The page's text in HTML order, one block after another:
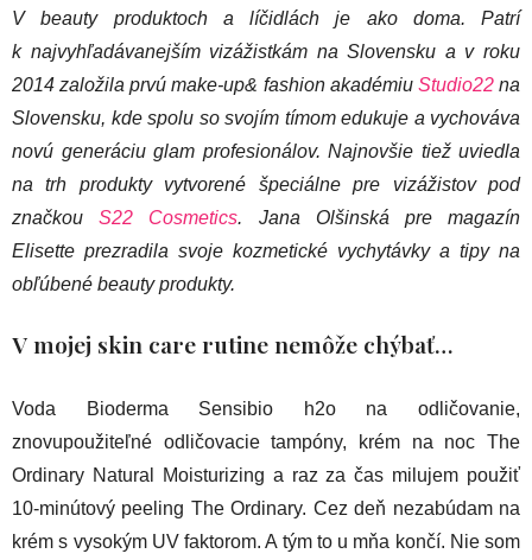
V beauty produktoch a líčidlách je ako doma. Patrí
k najvyhľadávanejším vizážistkám na Slovensku a v roku
2014 založila prvú make-up& fashion akadémiu Studio22na
Slovensku, kde spolu so svojím tímom edukuje a vychováva
novú generáciu glam profesionálov. Najnovšie tiež uviedla
na trh produkty vytvorené špeciálne pre vizážistov pod
značkouS22 Cosmetics. Jana Olšinská pre magazín
Elisette prezradila svoje kozmetické vychytávky a tipy na
obľúbené beauty produkty.
V mojej skin care rutine nemôže chýbať…
Voda Bioderma Sensibio h2o na odličovanie,
znovupoužiteľné odličovacie tampóny, krém na noc The
Ordinary Natural Moisturizing a raz za čas milujem použiť
10-minútový peeling The Ordinary. Cez deň nezabúdam na
krém s vysokým UV faktorom. A tým to u mňa končí. Nie som